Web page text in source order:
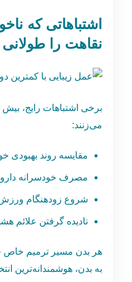
اشتباهاتی که
نقاهت را
برخی اشتباهات رایج،
می‌زنند:
مقایسه روند بهبودی
مصرف خودسرانه دارو
شروع زودهنگام
نادیده گرفتن علائم
هر بدن مسیر ترمیم خاص
به بدن، هوشمندانه‌ترین